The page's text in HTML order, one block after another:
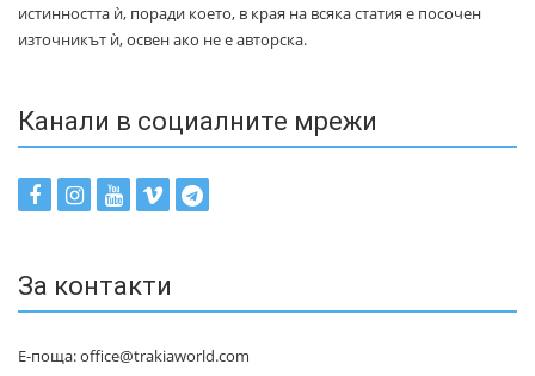
истинността ѝ, поради което, в края на всяка статия е посочен
източникът ѝ, освен ако не е авторска.
Канали в социалните мрежи
За контакти
Е-поща: office@trakiaworld.com